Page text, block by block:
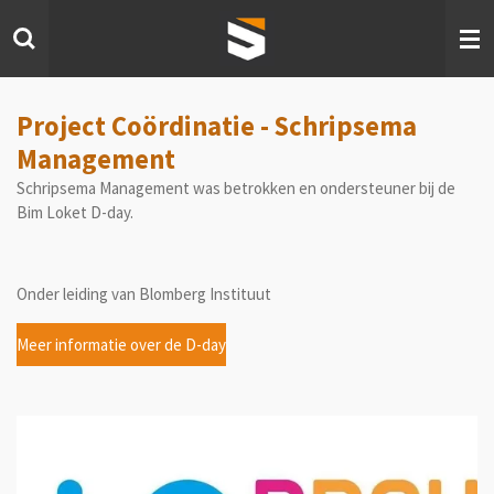
direct
hoofdinhoud
Project Coördinatie - Schripsema
Management
Schripsema Management was betrokken en ondersteuner bij de
Bim Loket D-day.
Onder leiding van Blomberg Instituut
Meer informatie over de D-day